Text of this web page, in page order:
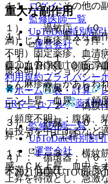
１１．２． その他の
１）． 過敏症：（０
満）じん麻疹、そう痒
不明）固定薬疹、血清
腫、血管浮腫、顔面浮
２）． 腎臓：（０．
ニン上昇、血尿、（頻
３）． 肝臓：（０．
昇、Ａｌ−Ｐ上昇、ＬＤ
４）． 循環器：（０
未満）低血圧、（頻度
重大な副作用
１１．１． 重大な副
１１．１．１． ショ
度不明）：ショック、
じん麻疹等）があらわ
１１．１．２． 偽膜
（頻度不明）：腹痛、
に投与を中止するなど
１１．１．３． 横紋
感、ＣＫ上昇、血中ミ
上昇を特徴とし、急激
ログイン
監修医師一覧
UpToDate特別割引
運営会社
© 2021 HOKUTO Inc. All
利用規約プライバシー
ホーム
表・計算
ERマニュアル
薬剤情
監修医師一覧
UpToDate特別割引
運営会社
© 2021 HOKUTO Inc. All